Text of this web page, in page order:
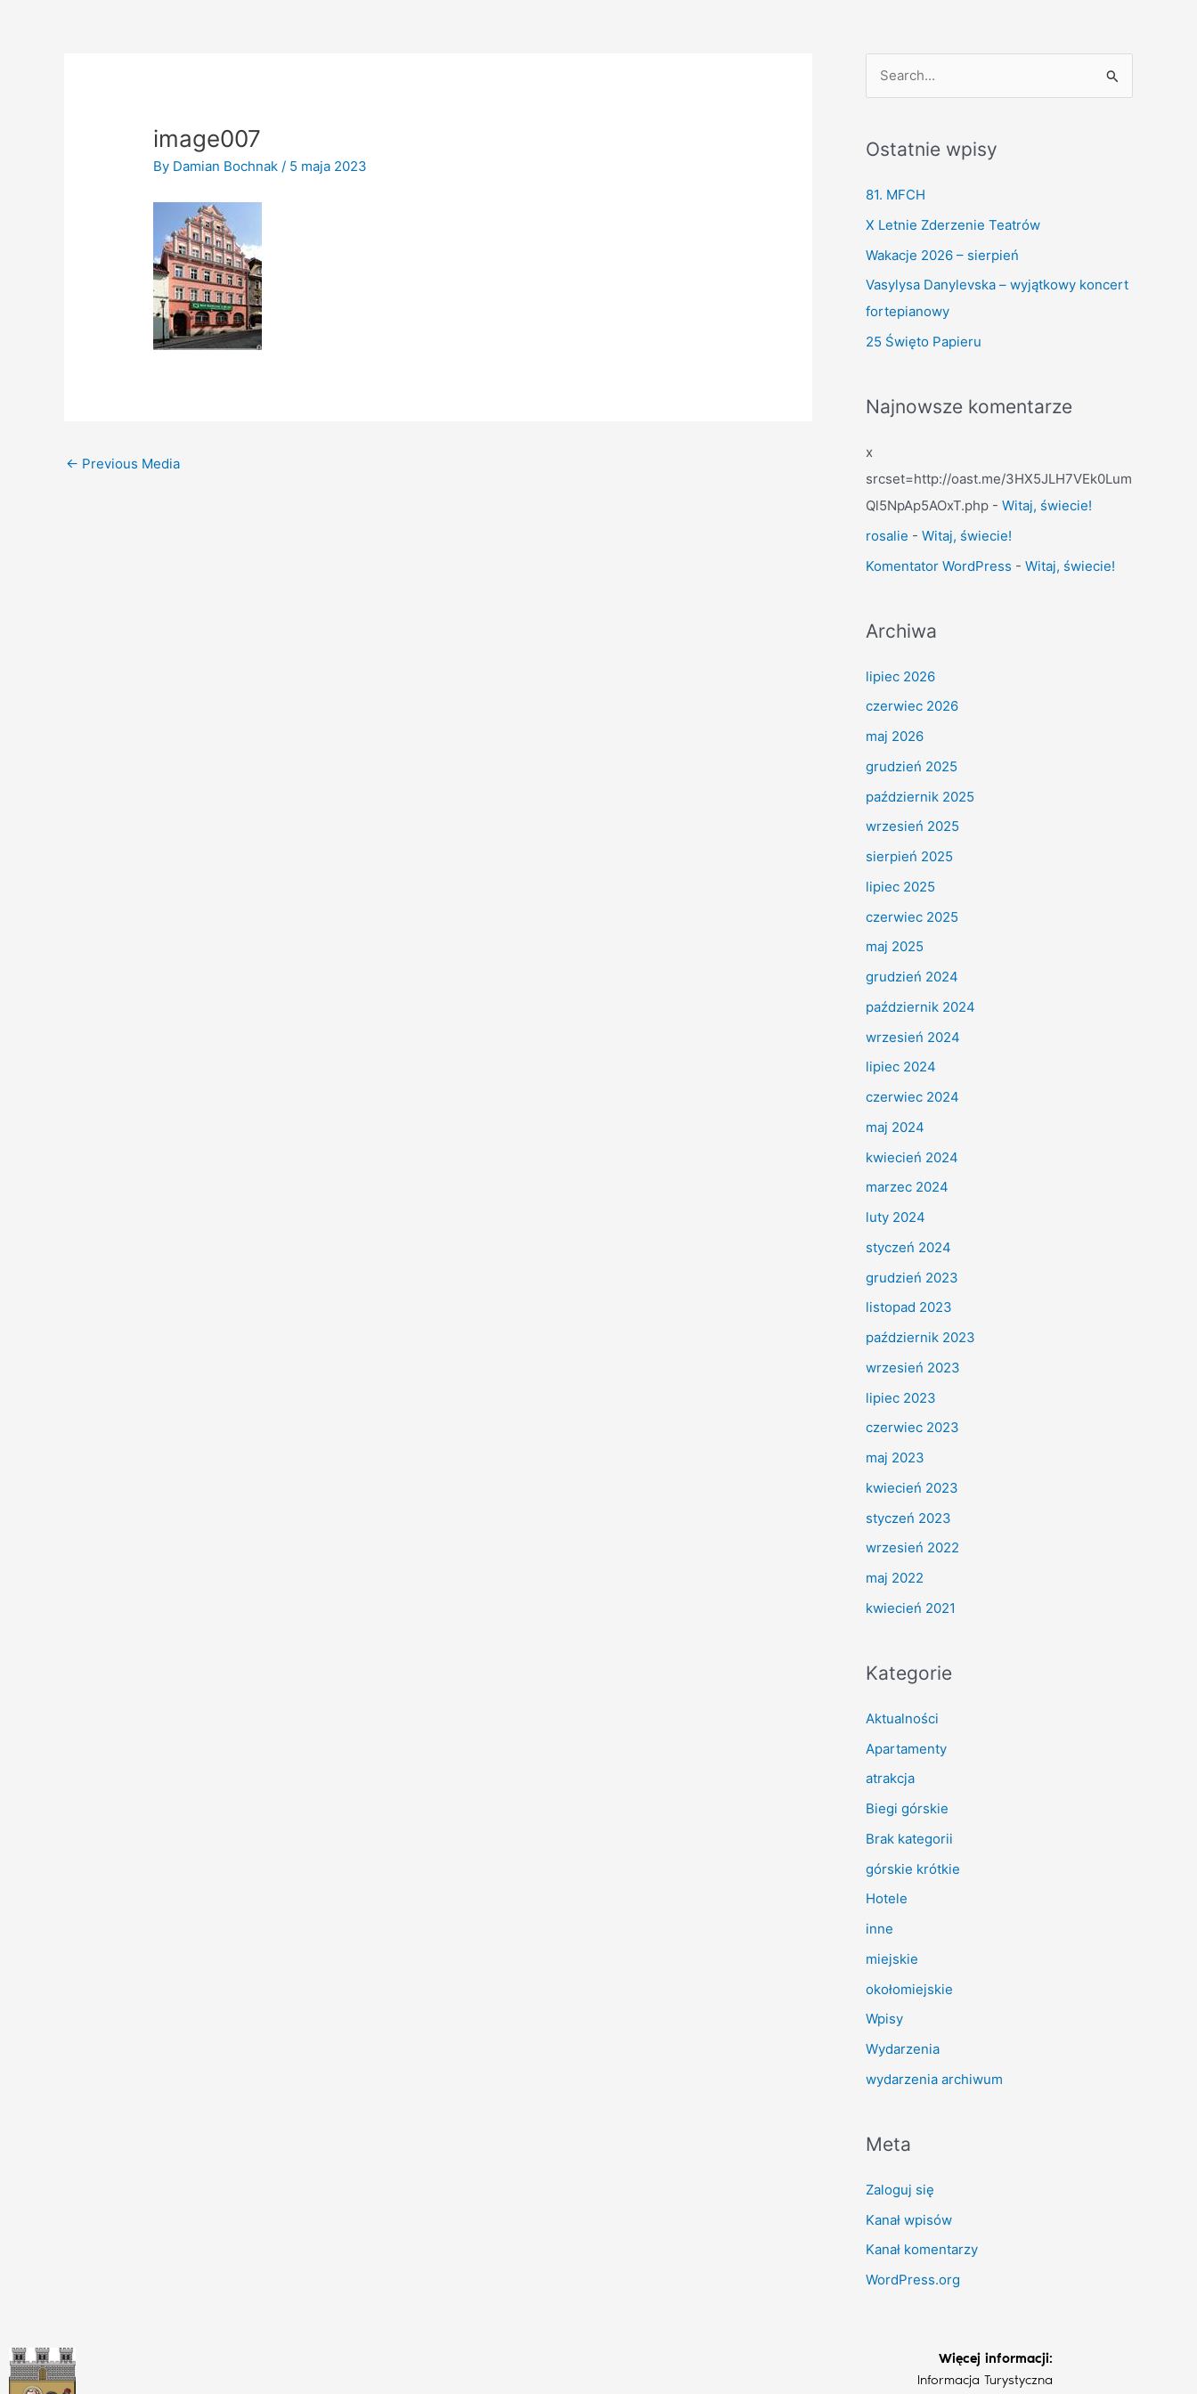
image007
By Damian Bochnak/ 5 maja 2023
← Previous Media
r
c
o
r
:
Ostatnie wpisy
81. MFCH
X Letnie Zderzenie Teatrów
Wakacje 2026 – sierpień
Vasylysa Danylevska – wyjątkowy koncert
fortepianowy
25 Święto Papieru
Najnowsze komentarze
x
srcset=http://oast.me/3HX5JLH7VEk0Lum
Ql5NpAp5AOxT.php - Witaj, świecie!
rosalie - Witaj, świecie!
Komentator WordPress - Witaj, świecie!
Archiwa
lipiec 2026
czerwiec 2026
maj 2026
grudzień 2025
październik 2025
wrzesień 2025
sierpień 2025
lipiec 2025
czerwiec 2025
maj 2025
grudzień 2024
październik 2024
wrzesień 2024
lipiec 2024
czerwiec 2024
maj 2024
kwiecień 2024
marzec 2024
luty 2024
styczeń 2024
grudzień 2023
listopad 2023
październik 2023
wrzesień 2023
lipiec 2023
czerwiec 2023
maj 2023
kwiecień 2023
styczeń 2023
wrzesień 2022
maj 2022
kwiecień 2021
Kategorie
Aktualności
Apartamenty
atrakcja
Biegi górskie
Brak kategorii
górskie krótkie
Hotele
inne
miejskie
okołomiejskie
Wpisy
Wydarzenia
wydarzenia archiwum
Meta
Zaloguj się
Kanał wpisów
Kanał komentarzy
WordPress.org
Więcej informacji:
Informacja Turystyczna